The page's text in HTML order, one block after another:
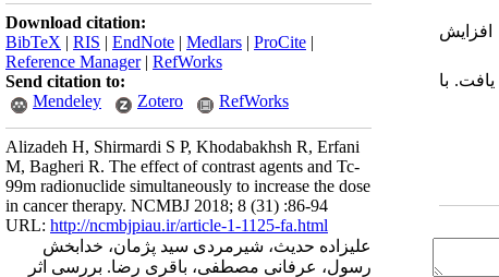
Download citation:
BibTeX | RIS | EndNote | Medlars | ProCite |
Reference Manager| RefWorks
Send citation to:
Mendeley
Zotero RefWorks
Alizadeh H, Shirmardi S P, Khodabakhsh R, Erfani
M, Bagheri R. The effect of contrast agents and Tc-
99m radionuclide simultaneously to increase the dose
in cancer therapy. NCMBJ 2018; 8 (31) :86-94
URL: http://ncmbjpiau.ir/article-1-1125-fa.html
علیزاده حدیث، شیرمردی سید پژمان، خدابخش
رسول، عرفانی مصطفی، باقری رضا. بررسی اثر
با